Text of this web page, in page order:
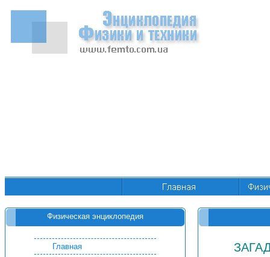
Физическая энциклопедия
Главная